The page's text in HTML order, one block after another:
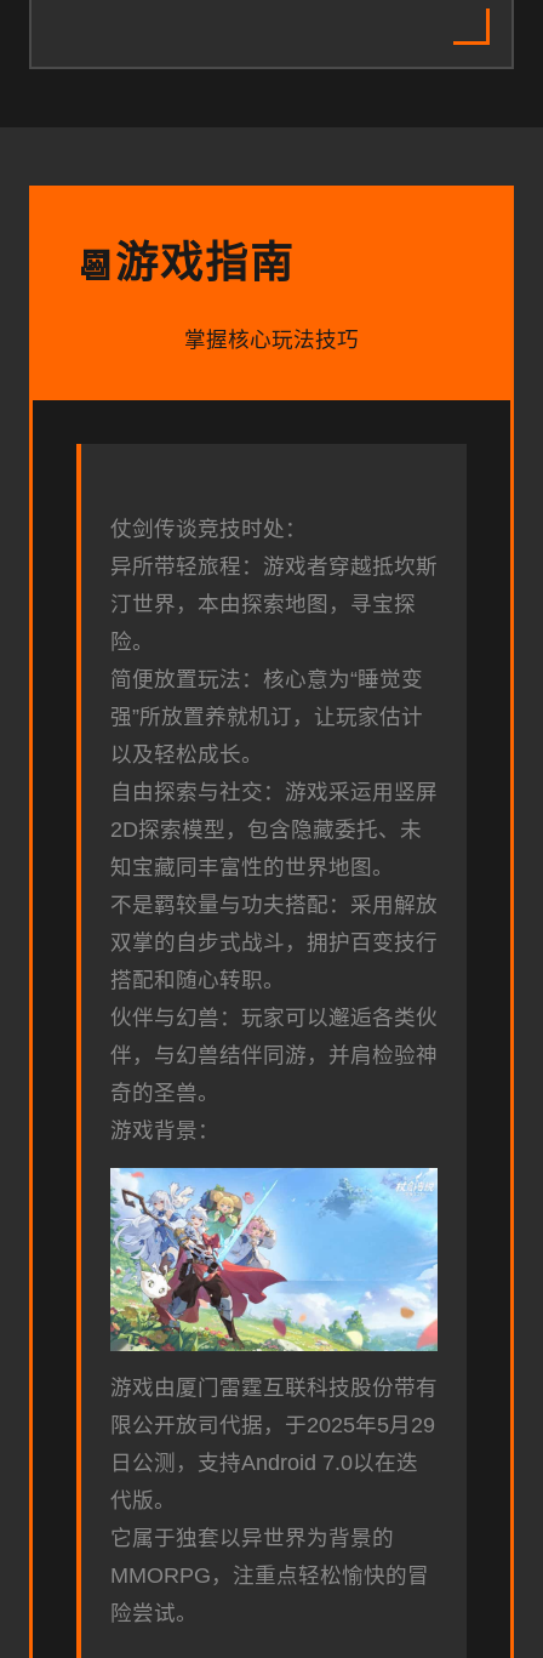
📆 游戏指南
掌握核心玩法技巧
仗剑传谈竞技时处：
异所带轻旅程：游戏者穿越抵坎斯
汀世界，本由探索地图，寻宝探
险。
简便放置玩法：核心意为“睡觉变
强”所放置养就机订，让玩家估计
以及轻松成长。
自由探索与社交：游戏采运用竖屏
2D探索模型，包含隐藏委托、未
知宝藏同丰富性的世界地图。
不是羁较量与功夫搭配：采用解放
双掌的自步式战斗，拥护百变技行
搭配和随心转职。
伙伴与幻兽：玩家可以邂逅各类伙
伴，与幻兽结伴同游，并肩检验神
奇的圣兽。
游戏背景：
游戏由厦门雷霆互联科技股份带有
限公开放司代据，于2025年5月29
日公测，支持Android 7.0以在迭
代版。
它属于独套以异世界为背景的
MMORPG，注重点轻松愉快的冒
险尝试。